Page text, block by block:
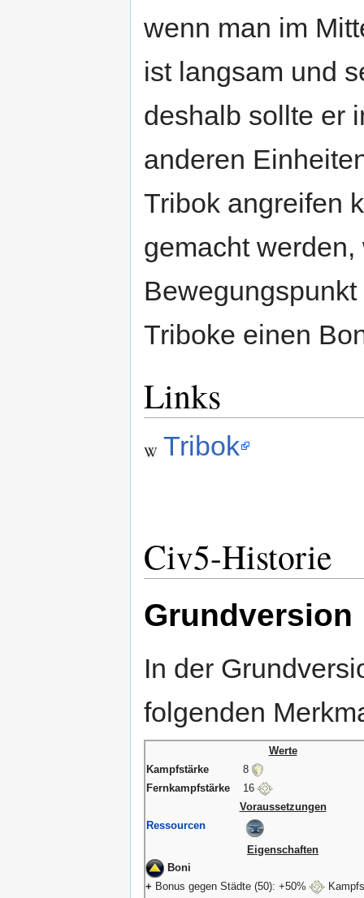
wenn man im
ist langsam und
deshalb sollte er
anderen
Tribok angreifen
gemacht
Triboke einen
Links
Tribok
Civ5-Historie
Grundversion
In der
folgenden
Werte
Kampfstärke
8
Fernkampfstärke
16
Voraussetzungen
Ressourcen
Eigenschaften
Boni
+ Bonus gegen Städte (50): +50%